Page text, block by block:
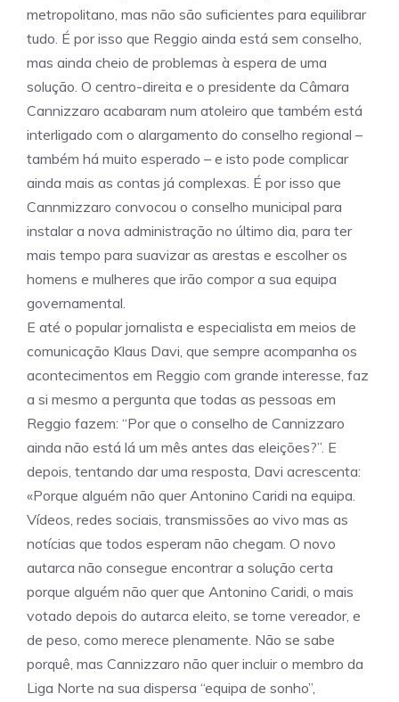
metropolitano, mas não são suficientes para equilibrar
tudo. É por isso que Reggio ainda está sem conselho,
mas ainda cheio de problemas à espera de uma
solução. O centro-direita e o presidente da Câmara
Cannizzaro acabaram num atoleiro que também está
interligado com o alargamento do conselho regional –
também há muito esperado – e isto pode complicar
ainda mais as contas já complexas. É por isso que
Cannmizzaro convocou o conselho municipal para
instalar a nova administração no último dia, para ter
mais tempo para suavizar as arestas e escolher os
homens e mulheres que irão compor a sua equipa
governamental.
E até o popular jornalista e especialista em meios de
comunicação Klaus Davi, que sempre acompanha os
acontecimentos em Reggio com grande interesse, faz
a si mesmo a pergunta que todas as pessoas em
Reggio fazem: “Por que o conselho de Cannizzaro
ainda não está lá um mês antes das eleições?”. E
depois, tentando dar uma resposta, Davi acrescenta:
«Porque alguém não quer Antonino Caridi na equipa.
Vídeos, redes sociais, transmissões ao vivo mas as
notícias que todos esperam não chegam. O novo
autarca não consegue encontrar a solução certa
porque alguém não quer que Antonino Caridi, o mais
votado depois do autarca eleito, se torne vereador, e
de peso, como merece plenamente. Não se sabe
porquê, mas Cannizzaro não quer incluir o membro da
Liga Norte na sua dispersa “equipa de sonho”,